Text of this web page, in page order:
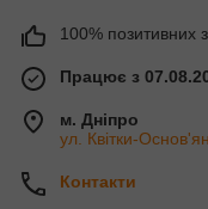
100% позитивних з
Працює з
м. Дніпро
ул. Квітки-
Контакти